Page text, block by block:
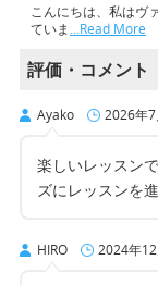
こんにちは、私はヴ
ていま …Read More
評価・コメント
Ayako 2026年7
楽しいレッスン
ズにレッスンを
HIRO 2024年